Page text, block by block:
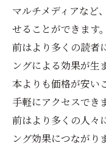
マルチメディアなど
せることができます
前はより多くの読者
ングによる効果が生
本よりも価格が安い
手軽にアクセスでき
前はより多くの人々
ング効果につながり